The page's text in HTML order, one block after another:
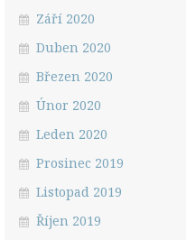
Září 2020
Duben 2020
Březen 2020
Únor 2020
Leden 2020
Prosinec 2019
Listopad 2019
Říjen 2019